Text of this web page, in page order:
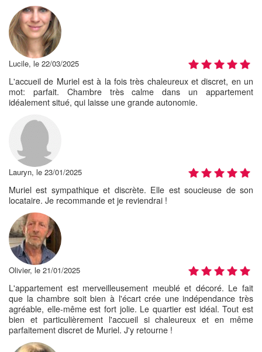
Lucile, le 22/03/2025
L'accueil de Muriel est à la fois très chaleureux et discret, en un
mot: parfait. Chambre très calme dans un appartement
idéalement situé, qui laisse une grande autonomie.
Lauryn, le 23/01/2025
Muriel est sympathique et discrète. Elle est soucieuse de son
locataire. Je recommande et je reviendrai !
Olivier, le 21/01/2025
L'appartement est merveilleusement meublé et décoré. Le fait
que la chambre soit bien à l'écart crée une indépendance très
agréable, elle-même est fort jolie. Le quartier est idéal. Tout est
bien et particulièrement l'accueil si chaleureux et en même
parfaitement discret de Muriel. J'y retourne !